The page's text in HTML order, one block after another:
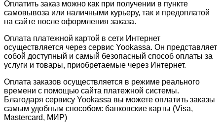
Оплатить заказ можно как при получении в пункте
самовывоза или наличными курьеру, так и предоплатой
на сайте после оформления заказа.
Оплата платежной картой в сети Интернет
осуществляется через сервис Yookassa. Он представляет
собой доступный и самый безопасный способ оплаты за
услуги и товары, приобретаемые через Интернет.
Оплата заказов осуществляется в режиме реального
времени с помощью сайта платежной системы.
Благодаря сервису Yookassa вы можете оплатить заказы
самым удобным способом: банковские карты (Visa,
Mastercard, МИР)